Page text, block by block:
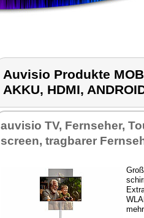
Auvisio Produkte
AKKU, HDMI,
au­vi­sio TV, Fern­se­her,
screen, trag­ba­rer
mehr